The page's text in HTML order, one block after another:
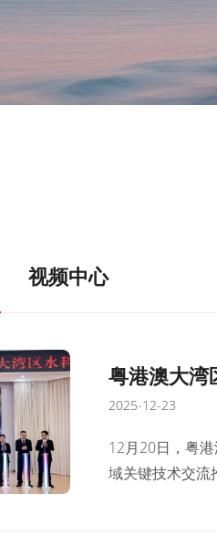
视频中心
粤港澳大湾
2025-12-23
12月20日，粤
域关键技术交流